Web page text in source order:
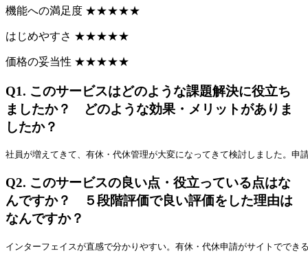
機能への満足度 ★★★★★
はじめやすさ ★★★★★
価格の妥当性 ★★★★★
Q1. このサービスはどのような課題解決に役立ち
ましたか？ どのような効果・メリットがありま
したか？
社員が増えてきて、有休・代休管理が大変になってきて検討しました。
Q2. このサービスの良い点・役立っている点はな
んですか？ ５段階評価で良い評価をした理由は
なんですか？
インターフェイスが直感で分かりやすい。有休・代休申請がサイトででき